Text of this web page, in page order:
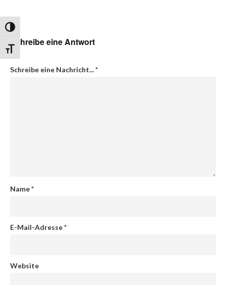
Umschalten auf hohe Kontraste
Schrift vergrößern
Schreibe eine Antwort
Schreibe eine Nachricht...*
Name*
E-Mail-Adresse*
Website